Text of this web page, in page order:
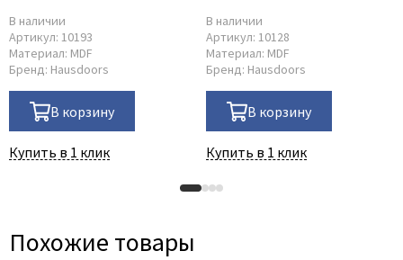
В наличии
Артикул: 10193
Материал: MDF
Бренд: Hausdoors
В корзину
Купить в 1 клик
В наличии
Артикул: 10128
Материал: MDF
Бренд: Hausdoors
В корзину
Купить в 1 клик
Похожие товары